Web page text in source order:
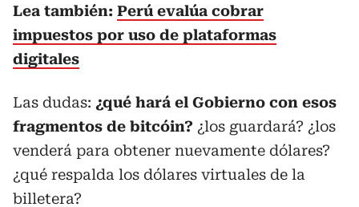
Lea también: Perú evalúa cobrar
impuestos por uso de plataformas
digitales
Las dudas: ¿qué hará el Gobierno con esos
fragmentos de bitcóin? ¿los guardará? ¿los
venderá para obtener nuevamente dólares?
¿qué respalda los dólares virtuales de la
billetera?